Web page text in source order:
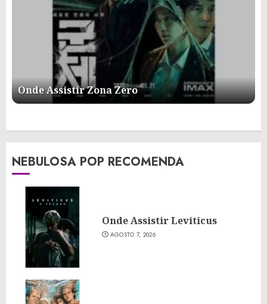
Onde Assistir Zona Zero
NEBULOSA POP RECOMENDA
Onde Assistir Leviticus
AGOSTO 7, 2026